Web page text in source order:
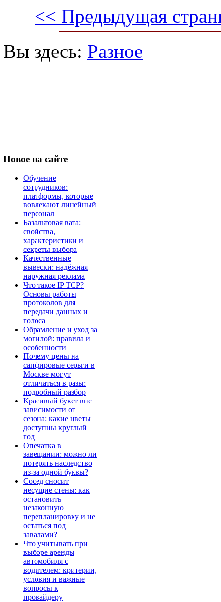
<< Предыдущая
Вы здесь: Разное
Новое на сайте
Обучение
сотрудников:
платформы, которые
вовлекают линейный
персонал
Базальтовая вата:
свойства,
характеристики и
секреты выбора
Качественные
вывески: надёжная
наружная реклама
Что такое IP TCP?
Основы работы
протоколов для
передачи данных и
голоса
Обрамление и уход за
могилой: правила и
особенности
Почему цены на
сапфировые серьги в
Москве могут
отличаться в разы:
подробный разбор
Красивый букет вне
зависимости от
сезона: какие цветы
доступны круглый
год
Опечатка в
завещании: можно ли
потерять наследство
из-за одной буквы?
Сосед сносит
несущие стены: как
остановить
незаконную
перепланировку и не
остаться под
завалами?
Что учитывать при
выборе аренды
автомобиля с
водителем: критерии,
условия и важные
вопросы к
провайдеру